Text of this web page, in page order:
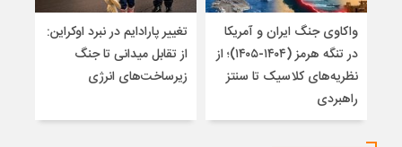
واکاوی جنگ ایران و آمریکا
در تنگه هرمز (۱۴۰۴-۱۴۰۵)؛ از
نظریه‌های کلاسیک تا سنتز
راهبردی
تغییر پارادایم در نبرد اوکراین:
از تقابل میدانی تا جنگ
زیرساخت‌های انرژی